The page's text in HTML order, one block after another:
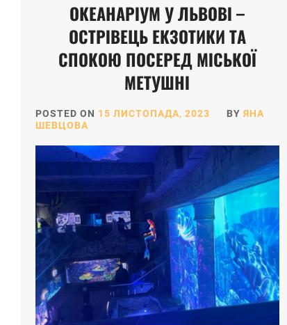
ОКЕАНАРІУМ У ЛЬВОВІ –
ОСТРІВЕЦЬ ЕКЗОТИКИ ТА
СПОКОЮ ПОСЕРЕД МІСЬКОЇ
МЕТУШНІ
POSTED ON 15 ЛИСТОПАДА, 2023 BY ЯНА
ШЕВЦОВА